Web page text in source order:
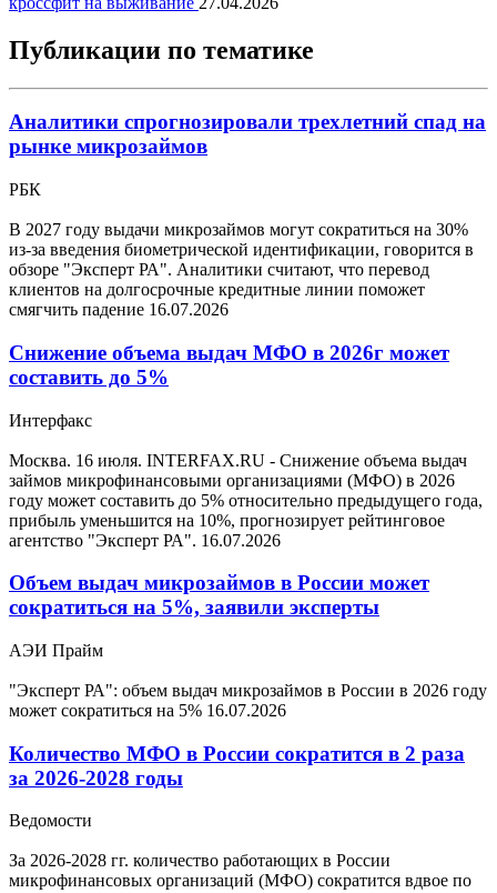
Публикации по тематике
Аналитики спрогнозировали трехлетний спад на
рынке микрозаймов
РБК
В 2027 году выдачи микрозаймов могут сократиться на 30%
из-за введения биометрической идентификации, говорится в
обзоре "Эксперт РА". Аналитики считают, что перевод
клиентов на долгосрочные кредитные линии поможет
смягчить падение 16.07.2026
Снижение объема выдач МФО в 2026г может
составить до 5%
Интерфакс
Москва. 16 июля. INTERFAX.RU - Снижение объема выдач
займов микрофинансовыми организациями (МФО) в 2026
году может составить до 5% относительно предыдущего года,
прибыль уменьшится на 10%, прогнозирует рейтинговое
агентство "Эксперт РА". 16.07.2026
Объем выдач микрозаймов в России может
сократиться на 5%, заявили эксперты
АЭИ Прайм
"Эксперт РА": объем выдач микрозаймов в России в 2026 году
может сократиться на 5% 16.07.2026
Количество МФО в России сократится в 2 раза
за 2026-2028 годы
Ведомости
За 2026-2028 гг. количество работающих в России
микрофинансовых организаций (МФО) сократится вдвое по